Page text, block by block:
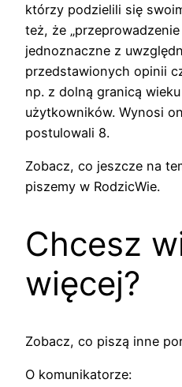
którzy podzielili się
też, że
jednoznaczne z
przedstawionych opinii
np. z dolną granicą wieku
użytkowników. Wynosi
postulowali 8.
Zobacz, co jeszcze na
piszemy w RodzicWie.
Chcesz
więcej?
Zobacz, co piszą inne
O komunikatorze: